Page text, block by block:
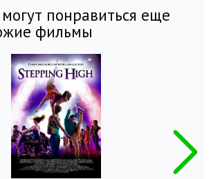
понравиться еще
фильмы